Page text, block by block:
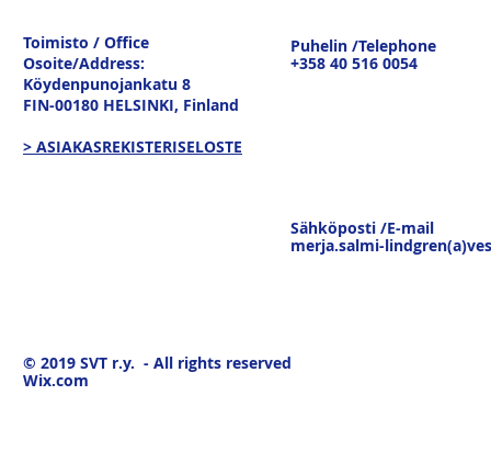
keskustelu
Toimisto / Office
Osoite/Address:
Köydenpunojankatu 8
FIN-00180 HELSINKI, Finland
> ASIAKASREKISTERISELOSTE
Puhelin /Telephone
+358 40 516 0054
Sähköposti /E-mail
merja.salmi-
© 2019 SVT r.y. - All rights reserved
Wix.com